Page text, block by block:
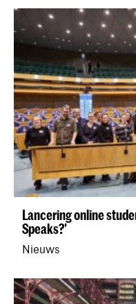
Lancering online
Speaks?'
Nieuws